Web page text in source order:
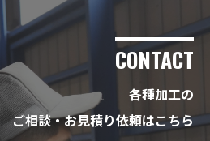
CONTACT
各種加工の
ご相談・お見積り依頼はこちら